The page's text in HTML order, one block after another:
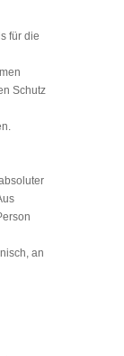
für die
Schutz
an